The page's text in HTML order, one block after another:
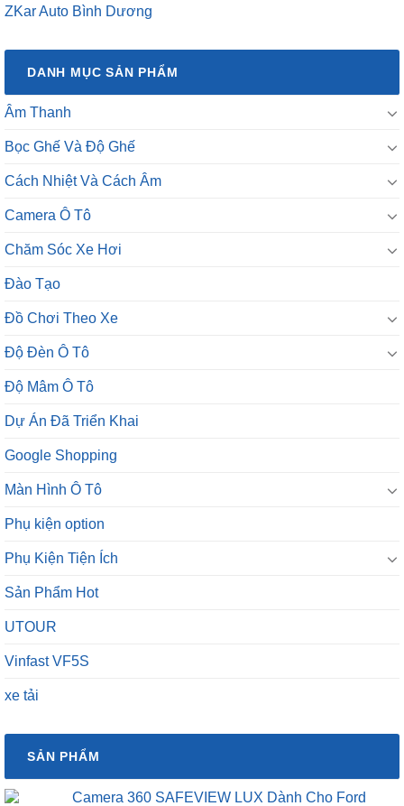
ZKar Auto Bình Dương
DANH MỤC SẢN PHẨM
Âm Thanh
Bọc Ghế Và Độ Ghế
Cách Nhiệt Và Cách Âm
Camera Ô Tô
Chăm Sóc Xe Hơi
Đào Tạo
Đồ Chơi Theo Xe
Độ Đèn Ô Tô
Độ Mâm Ô Tô
Dự Án Đã Triển Khai
Google Shopping
Màn Hình Ô Tô
Phụ kiện option
Phụ Kiện Tiện Ích
Sản Phẩm Hot
UTOUR
Vinfast VF5S
xe tải
SẢN PHẨM
Camera 360 SAFEVIEW LUX Dành Cho Ford